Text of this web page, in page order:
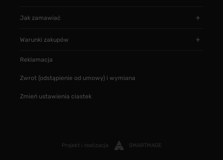
Jak zamawiać
Warunki zakupów
Reklamacja
Zwrot (odstąpienie od umowy) i wymiana
Zmień ustawienia ciastek
Projekt i realizacja SMARTMAGE